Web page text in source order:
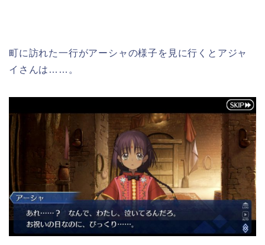
町に訪れた一行がアーシャの様子を見に行くとアジャ
イさんは……。